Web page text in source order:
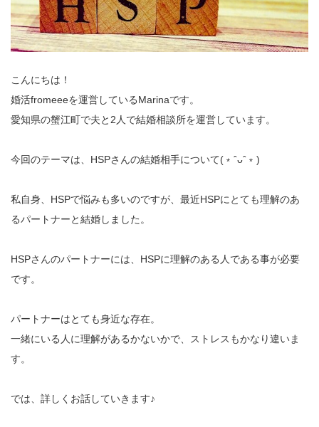
こんにちは！
婚活fromeeeを運営しているMarinaです。
愛知県の蟹江町で夫と2人で結婚相談所を運営しています。
今回のテーマは、HSPさんの結婚相手について(﹡ˆᴗˆ﹡)
私自身、HSPで悩みも多いのですが、最近HSPにとても理解のあ
るパートナーと結婚しました。
HSPさんのパートナーには、HSPに理解のある人である事が必要
です。
パートナーはとても身近な存在。
一緒にいる人に理解があるかないかで、ストレスもかなり違いま
す。
では、詳しくお話していきます♪